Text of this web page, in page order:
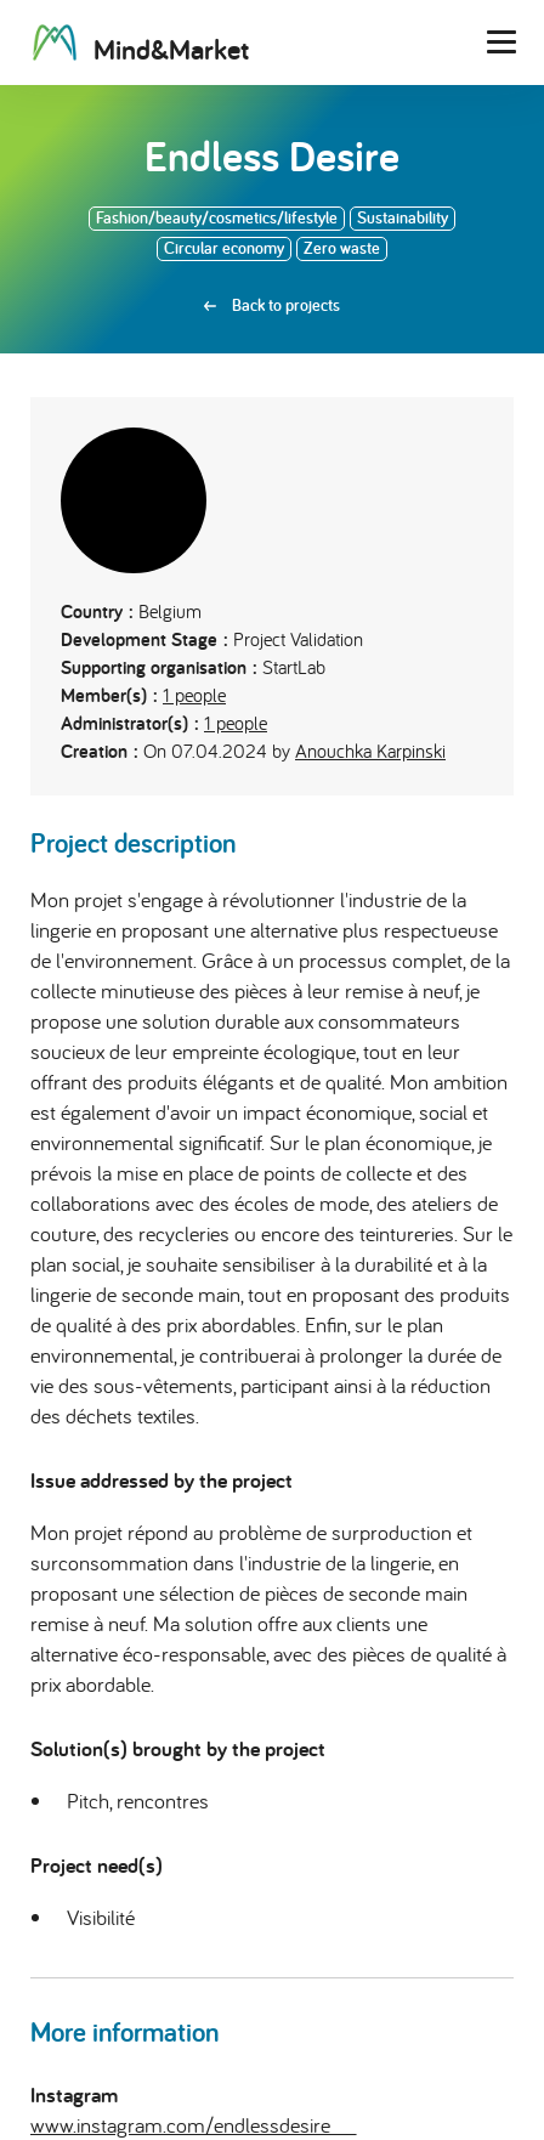
Mind&Market
Endless Desire
Fashion/beauty/cosmetics/lifestyle
Sustainability
Circular economy
Zero waste
Back to projects
Country : Belgium
Development Stage : Project Validation
Supporting organisation : StartLab
Member(s) : 1 people
Administrator(s) : 1 people
Creation : On 07.04.2024 by Anouchka Karpinski
Project description
Mon projet s'engage à révolutionner l'industrie de la
lingerie en proposant une alternative plus respectueuse
de l'environnement. Grâce à un processus complet, de la
collecte minutieuse des pièces à leur remise à neuf, je
propose une solution durable aux consommateurs
soucieux de leur empreinte écologique, tout en leur
offrant des produits élégants et de qualité. Mon ambition
est également d'avoir un impact économique, social et
environnemental significatif. Sur le plan économique, je
prévois la mise en place de points de collecte et des
collaborations avec des écoles de mode, des ateliers de
couture, des recycleries ou encore des teintureries. Sur le
plan social, je souhaite sensibiliser à la durabilité et à la
lingerie de seconde main, tout en proposant des produits
de qualité à des prix abordables. Enfin, sur le plan
environnemental, je contribuerai à prolonger la durée de
vie des sous-vêtements, participant ainsi à la réduction
des déchets textiles.
Issue addressed by the project
Mon projet répond au problème de surproduction et
surconsommation dans l'industrie de la lingerie, en
proposant une sélection de pièces de seconde main
remise à neuf. Ma solution offre aux clients une
alternative éco-responsable, avec des pièces de qualité à
prix abordable.
Solution(s) brought by the project
Pitch, rencontres
Project need(s)
Visibilité
More information
Instagram
www.instagram.com/endlessdesire___